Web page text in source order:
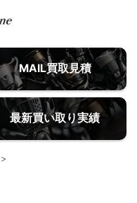
MAIL買取見積
最新買い取り実績
>